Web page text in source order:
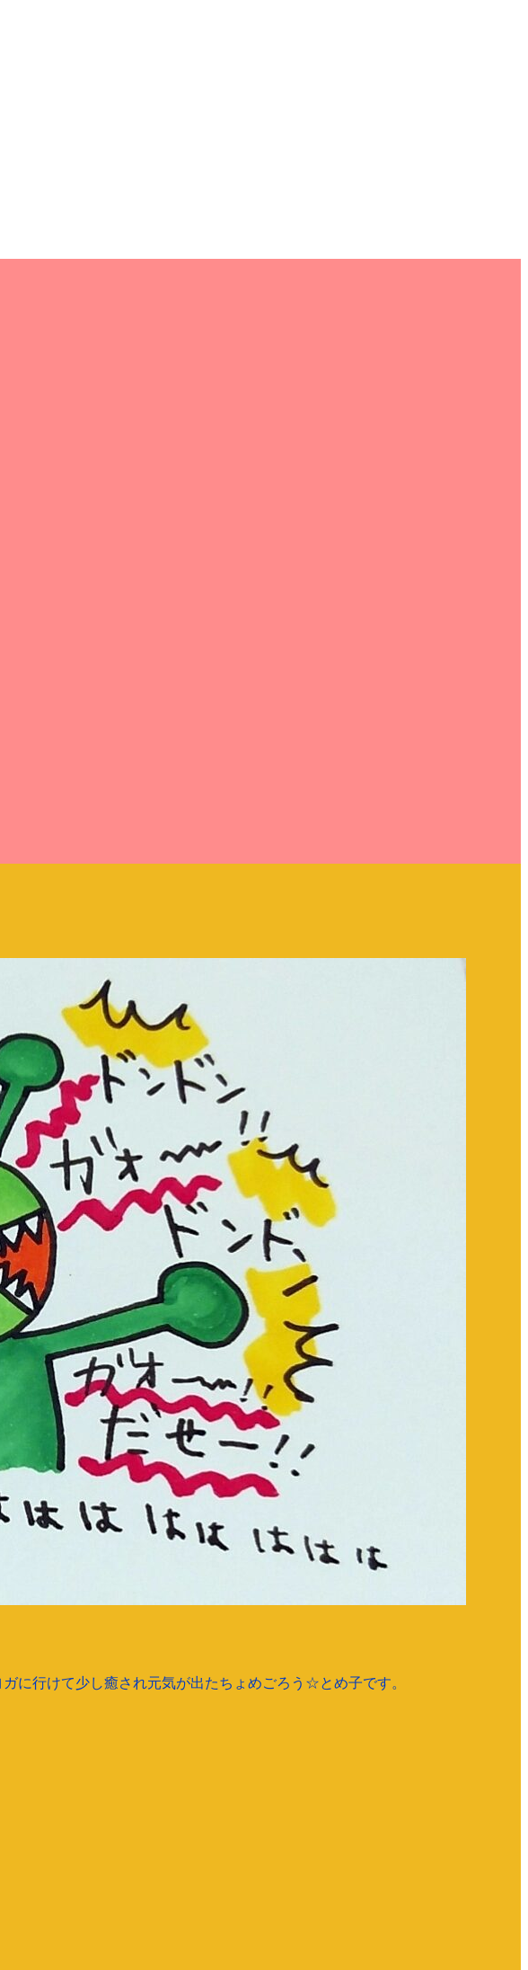
に行けて少し癒され元気が出たちょめごろう☆とめ子です。